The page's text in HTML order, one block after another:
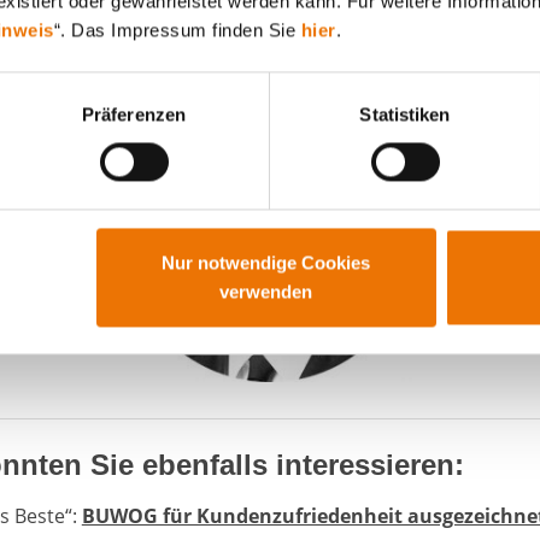
“. Das Impressum finden Sie hier.
Präferenzen Statistiken
Nur notwendige Cookies
verwenden
Bereichen die
Sie ebenfalls interessieren:
Beste“: BUWOG für Kundenzufriedenheit